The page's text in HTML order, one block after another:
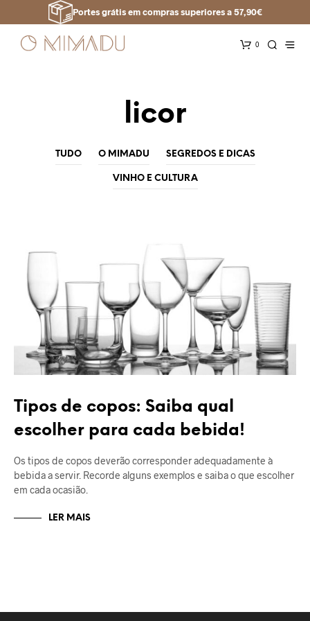
Portes grátis em compras superiores a 57,90€
0
licor
TUDO O MIMADU SEGREDOS E DICAS
VINHO E CULTURA
Tipos de copos: Saiba qual
escolher para cada bebida!
Os tipos de copos deverão corresponder adequadamente à
bebida a servir. Recorde alguns exemplos e saiba o que escolher
em cada ocasião.
LER MAIS